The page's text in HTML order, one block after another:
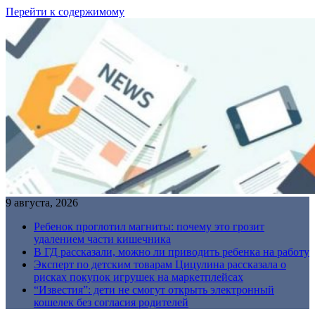
Перейти к содержимому
9 августа, 2026
Ребенок проглотил магниты: почему это грозит
удалением части кишечника
В ГД рассказали, можно ли приводить ребенка на работу
Эксперт по детским товарам Цицулина рассказала о
рисках покупок игрушек на маркетплейсах
“Известия”: дети не смогут открыть электронный
кошелек без согласия родителей